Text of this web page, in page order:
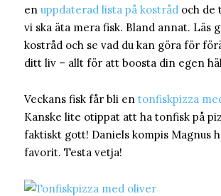
en uppdaterad lista på kostråd och de
vi ska äta mera fisk. Bland annat. Läs
kostråd och se vad du kan göra för
ditt liv – allt för att boosta din egen
Veckans fisk får bli en tonfiskpizza
Kanske lite otippat att ha tonfisk på
faktiskt gott! Daniels kompis Magnus
favorit. Testa vetja!